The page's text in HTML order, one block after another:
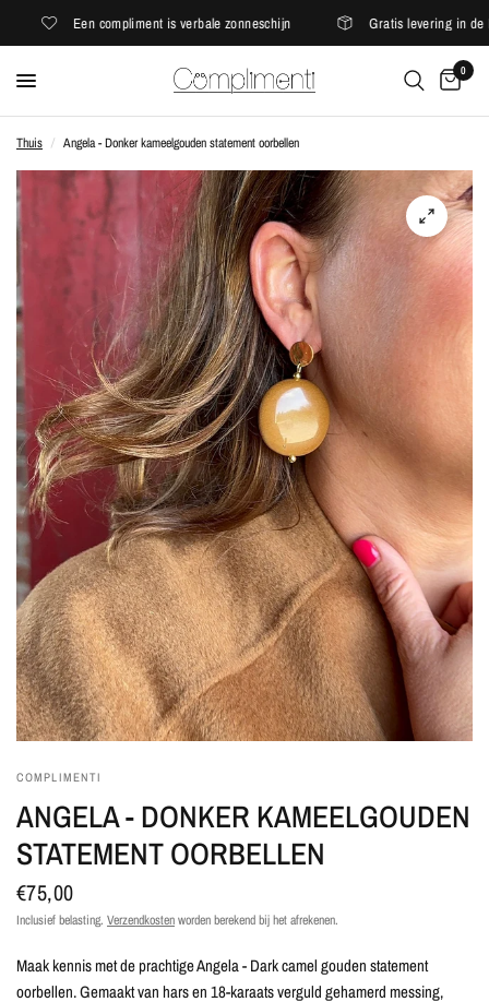
Een compliment is verbale zonneschijn Gratis levering in de
0
Thuis / Angela - Donker kameelgouden statement oorbellen
COMPLIMENTI
ANGELA - DONKER KAMEELGOUDEN
STATEMENT OORBELLEN
€75,00
Inclusief belasting. Verzendkostenworden berekend bij het afrekenen.
Maak kennis met de prachtige Angela - Dark camel gouden statement
oorbellen. Gemaakt van hars en 18-karaats verguld gehamerd messing,